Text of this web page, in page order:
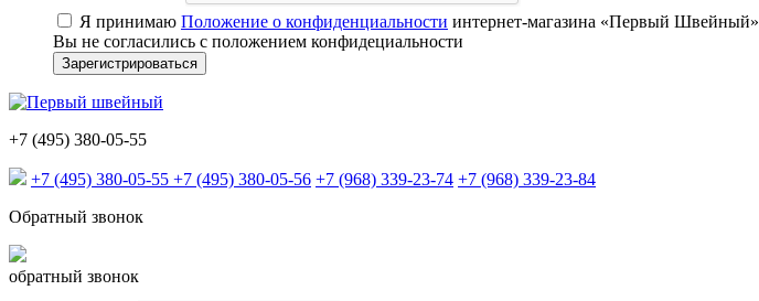
Я принимаю Положение о конфиденциальности интернет-магазина «Первый Швейный»
Вы не согласились с положением конфидециальности
+7 (495) 380-05-55
+7 (495) 380-05-55 +7 (495) 380-05-56 +7 (968) 339-23-74 +7 (968) 339-23-84
Обратный звонок
обратный звонок